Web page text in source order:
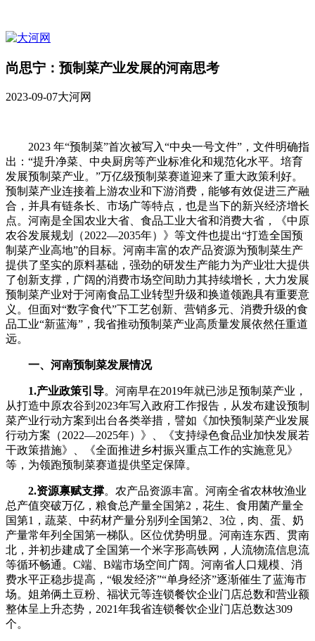
尚思宁：预制菜产业发展的河南思考
2023-09-07大河网
2023 年“预制菜”首次被写入“中央一号文件”，文件明确指
出：“提升净菜、中央厨房等产业标准化和规范化水平。培育
发展预制菜产业。”万亿级预制菜赛道迎来了重大政策利好。
预制菜产业连接着上游农业和下游消费，能够有效促进三产融
合，并具有链条长、市场广等特点，也是当下的新兴经济增长
点。河南是全国农业大省、食品工业大省和消费大省，《中原
农谷发展规划（2022—2035年）》等文件也提出“打造全国预
制菜产业高地”的目标。河南丰富的农产品资源为预制菜生产
提供了坚实的原料基础，强劲的研发生产能力为产业壮大提供
了创新支撑，广阔的消费市场空间助力其持续增长，大力发展
预制菜产业对于河南食品工业转型升级和换道领跑具有重要意
义。但面对“数字食代”下工艺创新、营销多元、消费升级的食
品工业“新蓝海”，我省推动预制菜产业高质量发展依然任重道
远。
一、河南预制菜发展情况
1.产业政策引导。河南早在2019年就已涉足预制菜产业，
从打造中原农谷到2023年写入政府工作报告，从发布建设预制
菜产业行动方案到出台各类举措，譬如《加快预制菜产业发展
行动方案（2022—2025年）》、《支持绿色食品业加快发展若
干政策措施》、《全面推进乡村振兴重点工作的实施意见》
等，为领跑预制菜赛道提供坚定保障。
2.资源禀赋支撑。农产品资源丰富。河南全省农林牧渔业
总产值突破万亿，粮食总产量全国第2，花生、食用菌产量全
国第1，蔬菜、中药材产量分别列全国第2、3位，肉、蛋、奶
产量常年列全国第一梯队。区位优势明显。河南连东西、贯南
北，并初步建成了全国第一个米字形高铁网，人流物流信息流
等循环畅通。C端、B端市场空间广阔。河南省人口规模、消
费水平正稳步提高，“银发经济”“单身经济”逐渐催生了蓝海市
场。姐弟俩土豆粉、福状元等连锁餐饮企业门店总数和营业额
整体呈上升态势，2021年我省连锁餐饮企业门店总数达309
个。